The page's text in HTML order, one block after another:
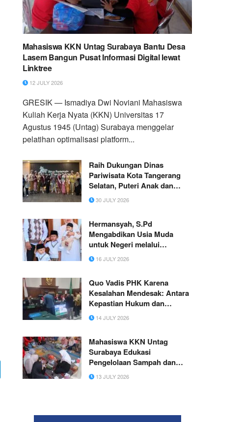
Mahasiswa KKN Untag Surabaya Bantu Desa
Lasem Bangun Pusat Informasi Digital lewat
Linktree
12 JULY 2026
GRESIK — Ismadiya Dwi Noviani Mahasiswa
Kuliah Kerja Nyata (KKN) Universitas 17
Agustus 1945 (Untag) Surabaya menggelar
pelatihan optimalisasi platform...
Raih Dukungan Dinas
Pariwisata Kota Tangerang
Selatan, Puteri Anak dan
Puteri Remaja Banten 2026
Siap Melaju ke Tingkat
30 JULY 2026
Hermansyah, S.Pd
Mengabdikan Usia Muda
untuk Negeri melalui
Pendidikan, Pemerintahan,
dan Pelestarian Budaya
16 JULY 2026
Quo Vadis PHK Karena
Kesalahan Mendesak: Antara
Kepastian Hukum dan
Pengabaian Konstitusi
14 JULY 2026
Mahasiswa KKN Untag
Surabaya Edukasi
Pengelolaan Sampah dan
Pembuatan Eco-Enzyme bagi
Ibu PKK Desa Bedanten
13 JULY 2026